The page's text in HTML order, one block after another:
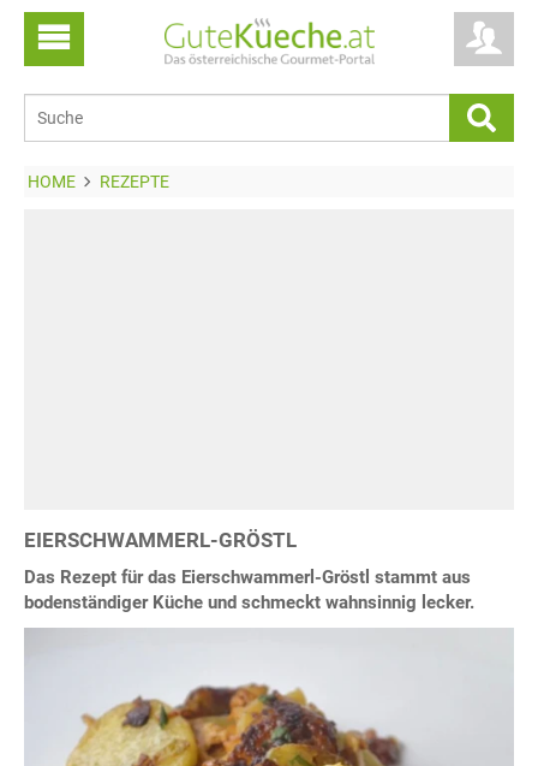
HOME REZEPTE
EIERSCHWAMMERL-GRÖSTL
Das Rezept für das Eierschwammerl-Gröstl stammt aus
bodenständiger Küche und schmeckt wahnsinnig lecker.